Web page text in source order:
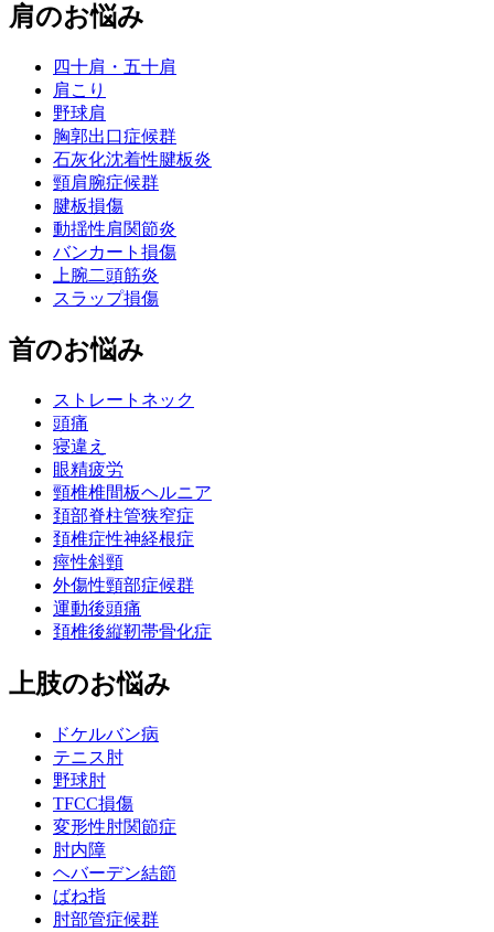
肩のお悩み
四十肩・五十肩
肩こり
野球肩
胸郭出口症候群
石灰化沈着性腱板炎
頸肩腕症候群
腱板損傷
動揺性肩関節炎
バンカート損傷
上腕二頭筋炎
スラップ損傷
首のお悩み
ストレートネック
頭痛
寝違え
眼精疲労
頸椎椎間板ヘルニア
頚部脊柱管狭窄症
頚椎症性神経根症
痙性斜頸
外傷性頸部症候群
運動後頭痛
頚椎後縦靭帯骨化症
上肢のお悩み
ドケルバン病
テニス肘
野球肘
TFCC損傷
変形性肘関節症
肘内障
ヘバーデン結節
ばね指
肘部管症候群